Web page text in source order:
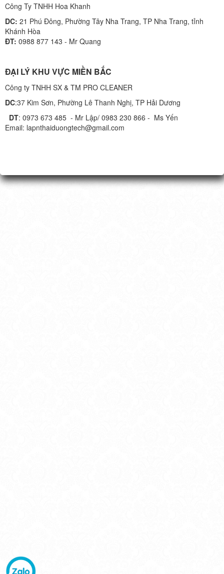
Công Ty TNHH Hoa Khanh
DC: 21 Phú Đông, Phường Tây Nha Trang, TP Nha Trang, tỉnh
Khánh Hòa
ĐT: 0988 877 143 - Mr Quang
ĐẠI LÝ KHU VỰC MIỀN BẮC
Công ty TNHH SX & TM PRO CLEANER
DC:37 Kim Sơn, Phường Lê Thanh Nghị, TP Hải Dương
DT: 0973 673 485 - Mr Lập/ 0983 230 866 - Ms Yến
Email: lapnthaiduongtech@gmail.com